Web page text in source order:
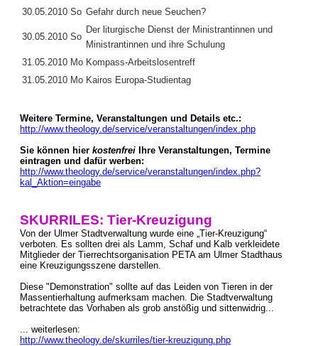
30.05.2010 So Gefahr durch neue Seuchen?
30.05.2010 So
Der liturgische Dienst der Ministrantinnen und
Ministrantinnen und ihre Schulung
31.05.2010 Mo Kompass-Arbeitslosentreff
31.05.2010 Mo Kairos Europa-Studientag
Weitere Termine, Veranstaltungen und Details etc.:
http://www.theology.de/service/veranstaltungen/index.php
Sie können hier kostenfrei Ihre Veranstaltungen, Termine
eintragen und dafür werben:
http://www.theology.de/service/veranstaltungen/index.php?
kal_Aktion=eingabe
SKURRILES: Tier-Kreuzigung
Von der Ulmer Stadtverwaltung wurde eine „Tier-Kreuzigung“
verboten. Es sollten drei als Lamm, Schaf und Kalb verkleidete
Mitglieder der Tierrechtsorganisation PETA am Ulmer Stadthaus
eine Kreuzigungsszene darstellen.
Diese "Demonstration" sollte auf das Leiden von Tieren in der
Massentierhaltung aufmerksam machen. Die Stadtverwaltung
betrachtete das Vorhaben als grob anstößig und sittenwidrig...
... weiterlesen:
http://www.theology.de/skurriles/tier-kreuzigung.php